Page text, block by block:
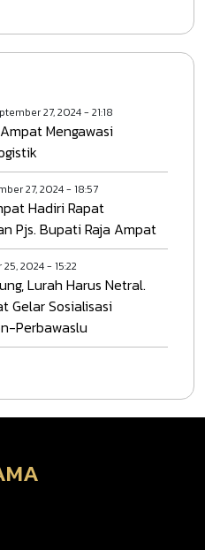
27, 2024 - 21:18
Mengawasi
27, 2024 - 18:57
Hadiri Rapat
Pjs. Bupati Raja Ampat
2024 - 15:22
Lurah Harus Netral.
Gelar Sosialisasi
Perbawaslu